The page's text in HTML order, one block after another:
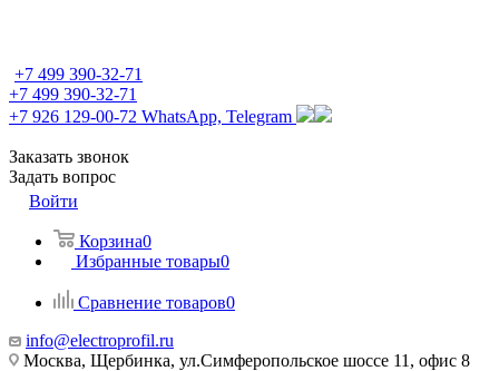
+7 499 390-32-71
+7 499 390-32-71
+7 926 129-00-72 WhatsApp, Telegram
Заказать звонок
Задать вопрос
Войти
Корзина0
Избранные товары0
Сравнение товаров0
info@electroprofil.ru
Москва, Щербинка, ул.Симферопольское шоссе 11, офис 8